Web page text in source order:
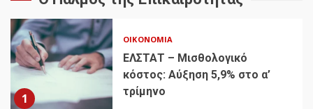
1
ΟΙΚΟΝΟΜΊΑ
ΕΛΣΤΑΤ – Μισθολογικό
κόστος: Αύξηση 5,9% στο α’
τρίμηνο